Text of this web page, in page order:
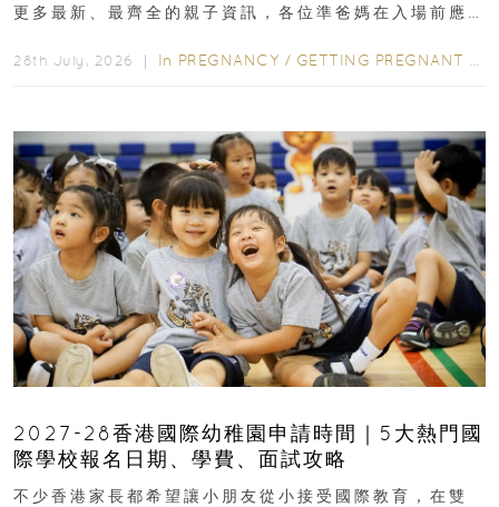
更多最新、最齊全的親子資訊，各位準爸媽在入場前應
28th July, 2026 ｜ In PREGNANCY / GETTING PREGNANT
2027-28香港國際幼稚園申請時間｜5大熱門國
際學校報名日期、學費、面試攻略
不少香港家長都希望讓小朋友從小接受國際教育，在雙